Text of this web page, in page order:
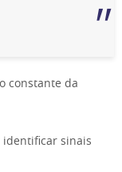
constante da
identificar sinais